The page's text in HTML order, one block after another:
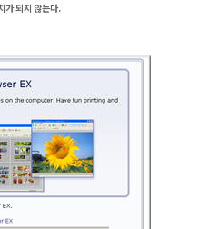
가 되지 않는다.